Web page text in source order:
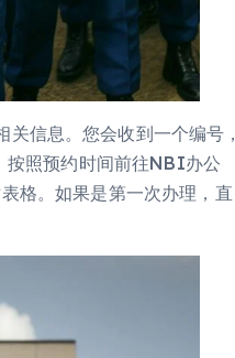
信息。您会收到一个编号，
按照预约时间前往NBI办公
格。如果是第一次办理，直